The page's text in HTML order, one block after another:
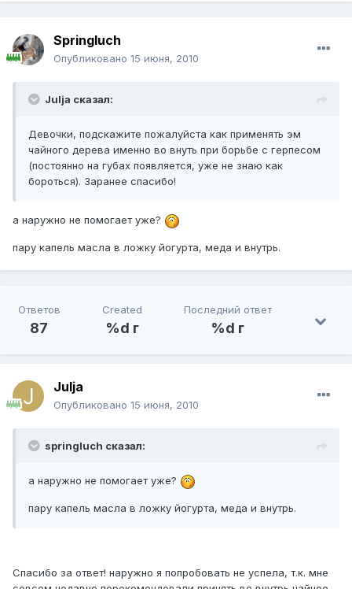
Springluch
Опубликовано 15 июня, 2010
Julja сказал:
Девочки, подскажите пожалуйста как применять эм
чайного дерева именно во внуть при борьбе с герпесом
(постоянно на губах появляется, уже не знаю как
бороться). Заранее спасибо!
а наружно не помогает уже?
пару капель масла в ложку йогурта, меда и внутрь.
Ответов
87
Created
%d г
Последний ответ
%d г
Julja
Опубликовано 15 июня, 2010
springluch сказал:
а наружно не помогает уже?
пару капель масла в ложку йогурта, меда и внутрь.
Спасибо за ответ! наружно я попробовать не успела, т.к. мне